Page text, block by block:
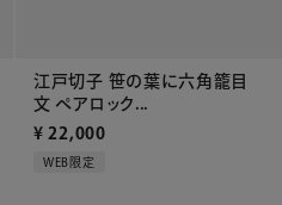
江戸切子 笹の葉に六角籠目
文 ペアロック...
¥ 22,000
WEB限定